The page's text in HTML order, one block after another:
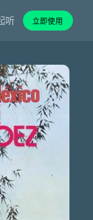
听 立即使用